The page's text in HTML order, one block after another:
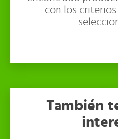
con los
También